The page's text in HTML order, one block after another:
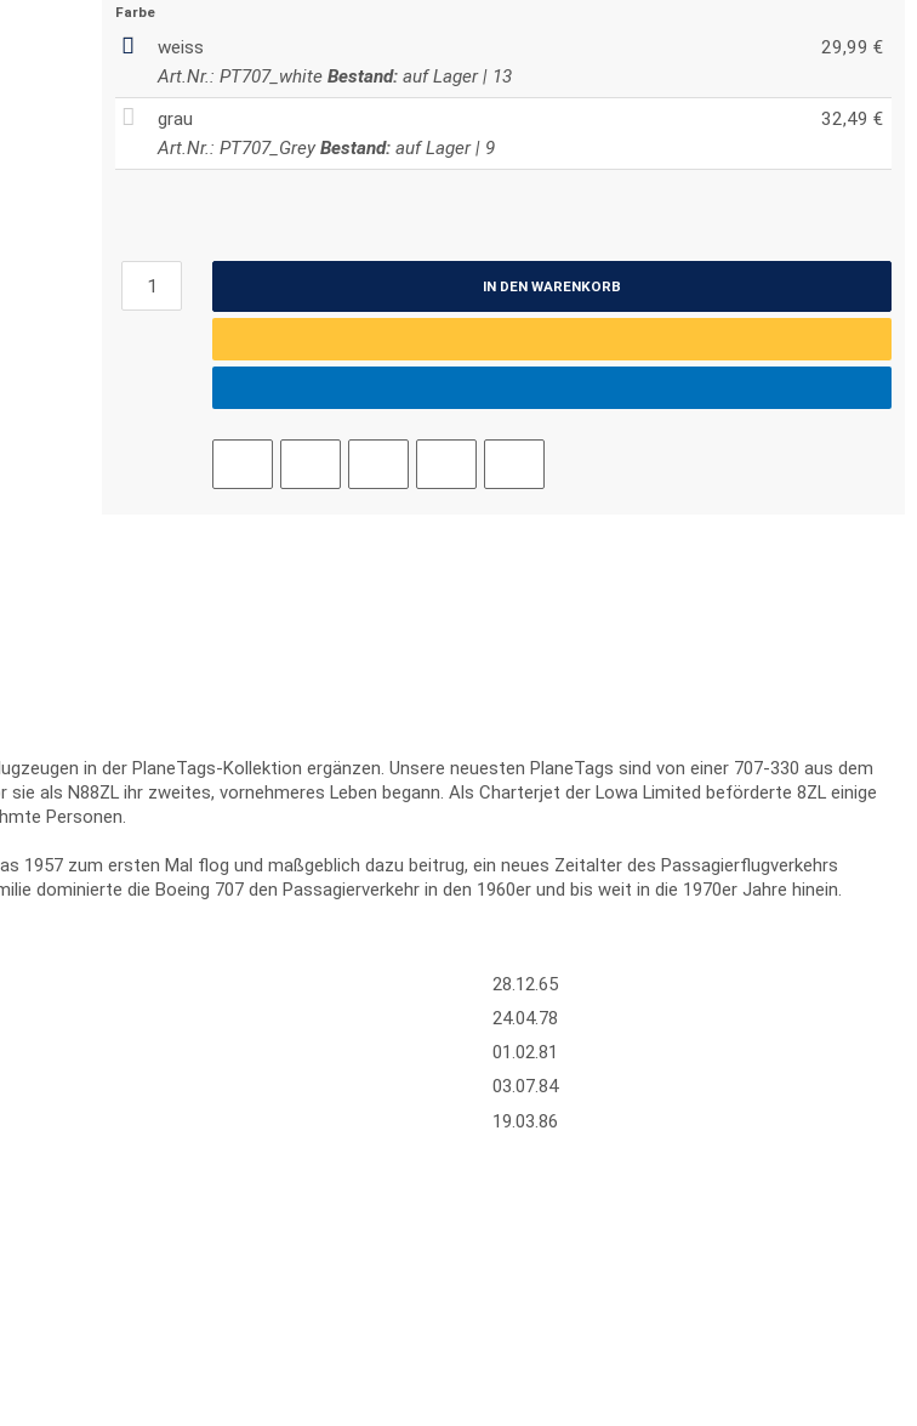
Farbe
weiss
29,99 €
Art.Nr.: PT707_white Bestand: auf Lager | 13
grau
32,49 €
Art.Nr.: PT707_GreyBestand: auf Lager | 9
IN DEN WARENKORB
in der PlaneTags-Kollektion ergänzen. Unsere neuesten PlaneTags sind von einer 707-330 aus dem
als N88ZL ihr zweites, vornehmeres Leben begann. Als Charterjet der Lowa Limited beförderte 8ZL einige
Personen.
1957 zum ersten Mal flog und maßgeblich dazu beitrug, ein neues Zeitalter des Passagierflugverkehrs
dominierte die Boeing 707 den Passagierverkehr in den 1960er und bis weit in die 1970er Jahre hinein.
28.12.65
24.04.78
01.02.81
03.07.84
19.03.86